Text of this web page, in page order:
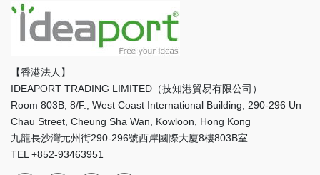
【香港法人】
IDEAPORT TRADING LIMITED（技知港貿易有限公司）
Room 803B, 8/F., West Coast International Building, 290-296 Un
Chau Street, Cheung Sha Wan, Kowloon, Hong Kong
九龍長沙灣元州街290-296號西岸國際大廈8樓803B室
TEL +852-93463951